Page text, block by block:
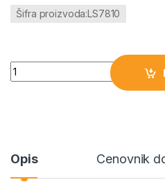
Šifra proizvoda:LS7810
Infunbebe igračka za bebe
Opis Cenovnik